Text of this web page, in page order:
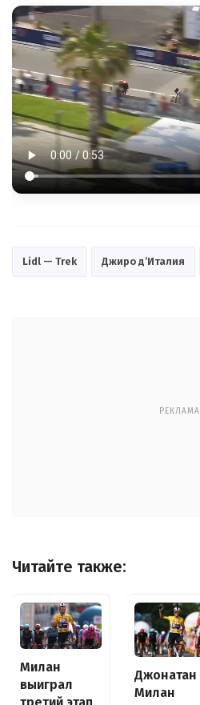
Lidl — Trek Джиро д’Италия
РЕКЛАМА
Читайте также:
Милан
выиграл
третий этап
Джонатан
Милан